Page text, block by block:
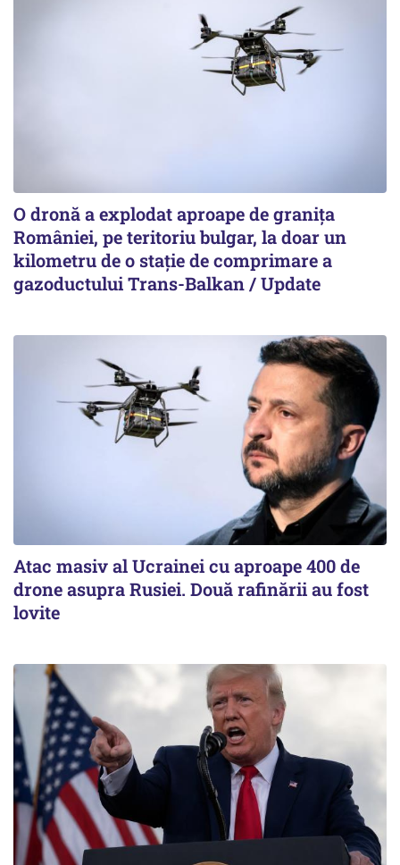
O dronă a explodat aproape de granița
României, pe teritoriu bulgar, la doar un
kilometru de o stație de comprimare a
gazoductului Trans-Balkan / Update
Atac masiv al Ucrainei cu aproape 400 de
drone asupra Rusiei. Două rafinării au fost
lovite